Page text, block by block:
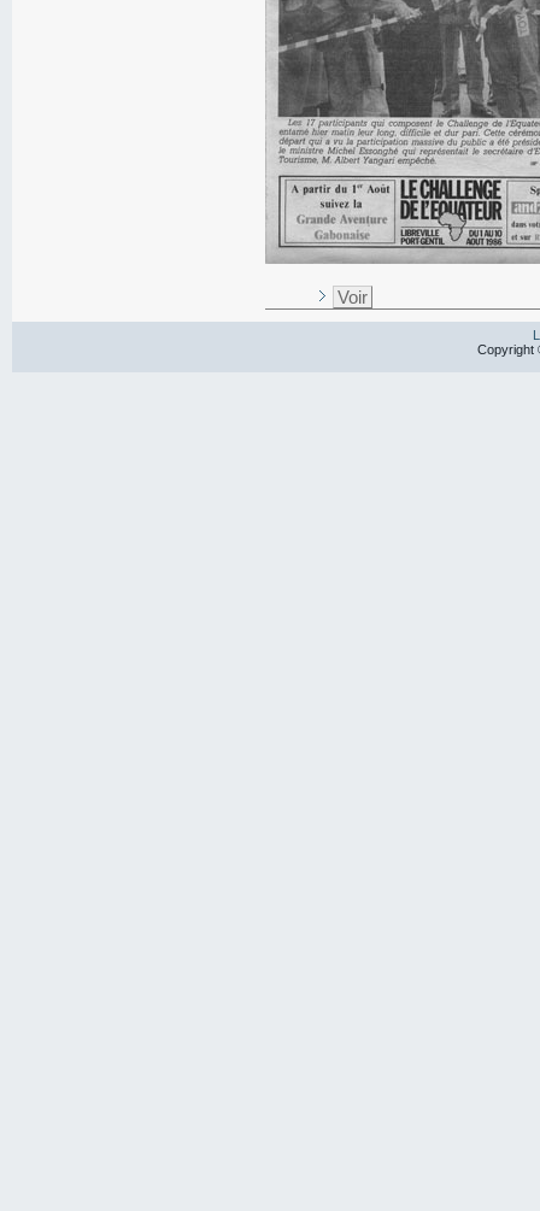
Voir
Copyright